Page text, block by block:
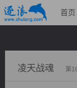
首页
凌天战魂 第